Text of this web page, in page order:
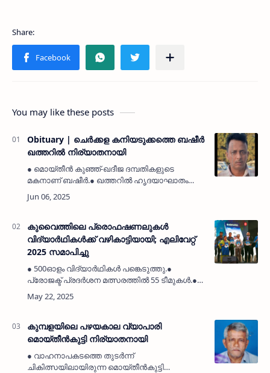
You may like these posts
Obituary | ചെർക്കള കനിയടുക്കത്തെ ബഷീർ
ഖത്തറിൽ നിര്യാതനായി
● മൊയ്തീൻ കുഞ്ഞ്-ഖദീജ ദമ്പതികളുടെ
മകനാണ് ബഷീർ.● ഖത്തറിൽ ഹൃദയാഘാതം
ഖത്തർ കെഎംസിസിയുടെ സജീവ
മക്കളും നാല് സ…
കുവൈത്തിലെ പ്രൊഫഷണലുകൾ
വിദ്യാർഥികൾക്ക് വഴികാട്ടിയായി; എലിവേറ്റ്
2025 സമാപിച്ചു
● 500ഓളം വിദ്യാർഥികൾ പങ്കെടുത്തു.●
പ്രോജക്ട് പ്രദർശന മത്സരത്തിൽ 55 ടീമുകൾ.●
ഗൈഡൻസും.● വിജയികൾക്ക് സമ്മാനങ്ങൾ
കുമ്പളയിലെ പഴയകാല വ്യാപാരി
മൊയ്തീൻകുട്ടി നിര്യാതനായി
● വാഹനാപകടത്തെ തുടർന്ന്
ചികിത്സയിലായിരുന്ന മൊയ്തീൻകുട്ടി